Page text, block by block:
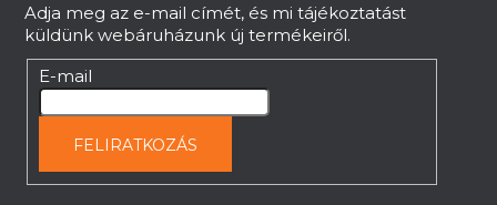
Adja meg az e-mail címét, és mi tájékoztatást
küldünk webáruházunk új termékeiről.
E-mail
FELIRATKOZÁS